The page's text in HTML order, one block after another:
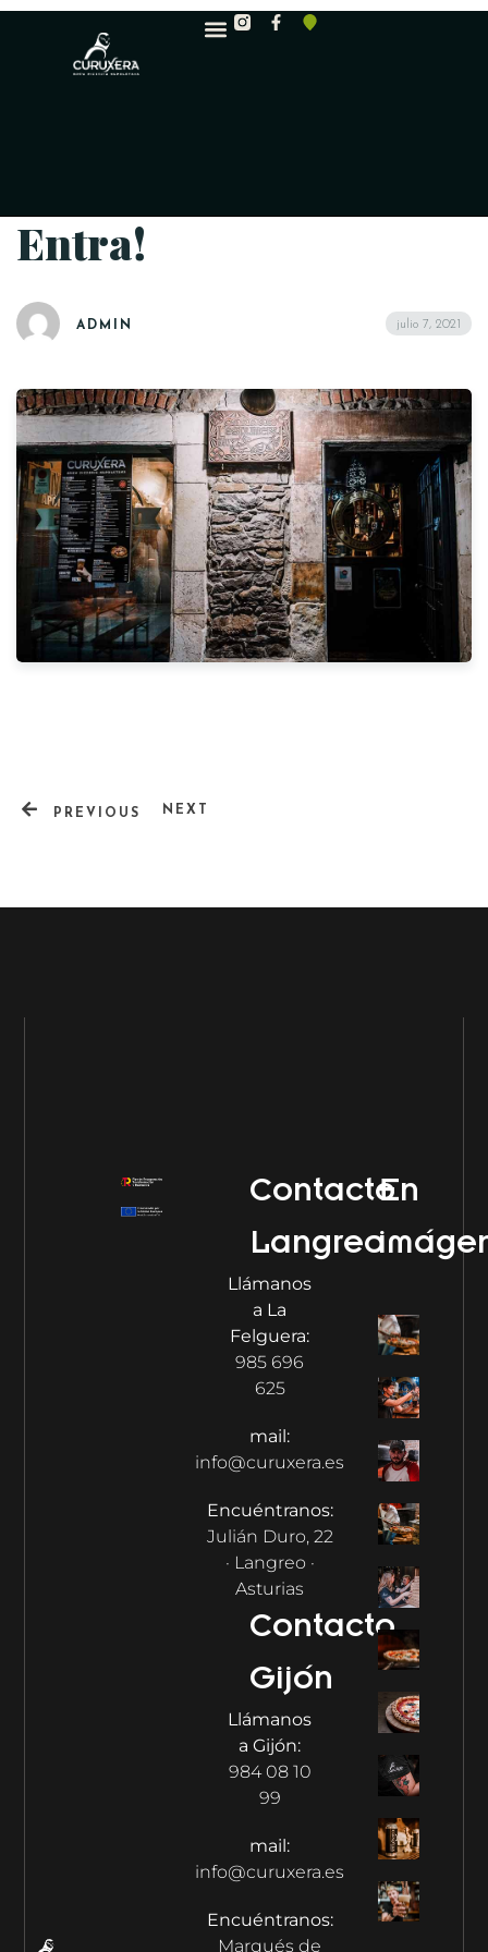
Entra!
ADMIN julio 7, 2021
PREVIOUS NEXT
Contacto
Langreo
Llámanos
a La
Felguera:
985 696
625
mail:
info@curuxera.es
Encuéntranos:
Julián Duro, 22
· Langreo ·
Asturias
Contacto
Gijón
Llámanos
a Gijón:
984 08 10
99
mail:
info@curuxera.es
Encuéntranos:
Marqués de
En